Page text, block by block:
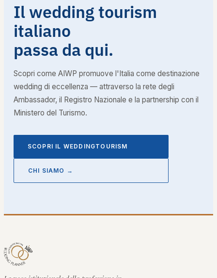
Il wedding tourism
italiano
passa da qui.
Scopri come AIWP promuove l'Italia come destinazione
wedding di eccellenza — attraverso la rete degli
Ambassador, il Registro Nazionale e la partnership con il
Ministero del Turismo.
SCOPRI IL WEDDINGTOURISM
CHI SIAMO →